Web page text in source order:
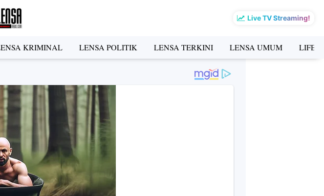
Live TV Streaming!
KRIMINAL LENSA POLITIK LENSA TERKINI LENSA UMUM